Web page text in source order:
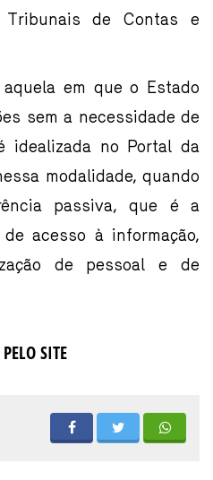
Tribunais de Contas e
em que o Estado
sem a necessidade de
idealizada no Portal da
modalidade, quando
passiva, que é a
acesso à informação,
de pessoal e de
SITE